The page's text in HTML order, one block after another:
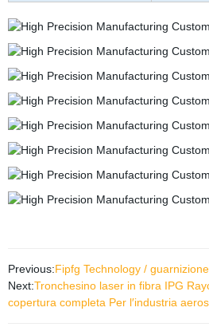
Previous:Fipfg Technology /
Next:Tronchesino laser in fibra IPG
copertura completa Per l′industria